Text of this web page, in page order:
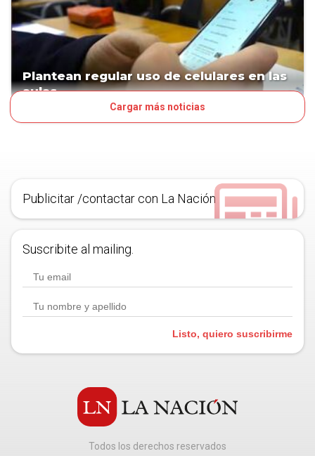
Plantean regular uso de celulares en las
aulas
Cargar más noticias
Publicitar /contactar con La Nación
Suscribite al mailing.
Listo, quiero suscribirme
Todos los derechos reservados